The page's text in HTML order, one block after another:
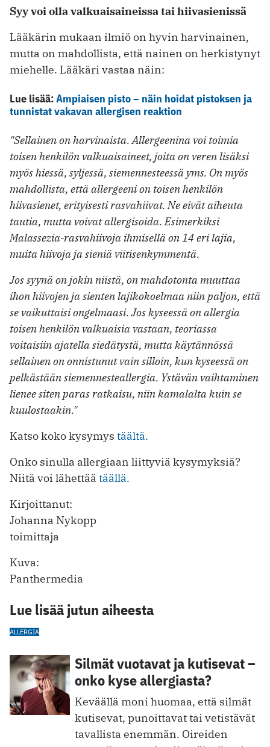
Syy voi olla valkuaisaineissa tai hiivasienissä
Lääkärin mukaan ilmiö on hyvin harvinainen,
mutta on mahdollista, että nainen on herkistynyt
miehelle. Lääkäri vastaa näin:
Lue lisää:Ampiaisen pisto – näin hoidat pistoksen ja
tunnistat vakavan allergisen reaktion
"Sellainen on harvinaista. Allergeenina voi toimia
toisen henkilön valkuaisaineet, joita on veren lisäksi
myös hiessä, syljessä, siemennesteessä yms. On myös
mahdollista, että allergeeni on toisen henkilön
hiivasienet, erityisesti rasvahiivat. Ne eivät aiheuta
tautia, mutta voivat allergisoida. Esimerkiksi
Malassezia-rasvahiivoja ihmisellä on 14 eri lajia,
muita hiivoja ja sieniä viitisenkymmentä.
Jos syynä on jokin niistä, on mahdotonta muuttaa
ihon hiivojen ja sienten lajikokoelmaa niin paljon, että
se vaikuttaisi ongelmaasi. Jos kyseessä on allergia
toisen henkilön valkuaisia vastaan, teoriassa
voitaisiin ajatella siedätystä, mutta käytännössä
sellainen on onnistunut vain silloin, kun kyseessä on
pelkästään siemennesteallergia. Ystävän vaihtaminen
lienee siten paras ratkaisu, niin kamalalta kuin se
kuulostaakin."
Katso koko kysymys täältä.
Onko sinulla allergiaan liittyviä kysymyksiä?
Niitä voi lähettää täällä.
Kirjoittanut:
Johanna Nykopp
toimittaja
Kuva:
Panthermedia
Lue lisää jutun aiheesta
ALLERGIA
Silmät vuotavat ja kutisevat –
onko kyse allergiasta?
Keväällä moni huomaa, että silmät
kutisevat, punoittavat tai vetistävät
tavallista enemmän. Oireiden